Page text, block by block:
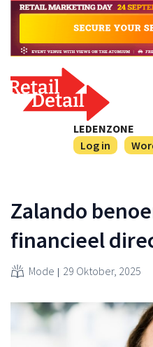
LEDENZONE
Log in
Zalando
financieel
Mode 29 Oktober, 2025